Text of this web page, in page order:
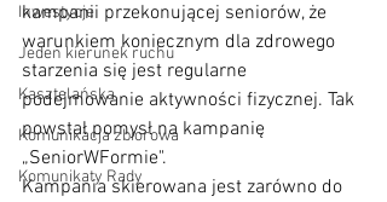
Inwestycje
Jeden kierunek ruchu
Kasztelańska
Komunikacja zbiorowa
Komunikaty Rady
kampanii przekonującej seniorów, że
warunkiem koniecznym dla zdrowego
starzenia się jest regularne
podejmowanie aktywności fizycznej. Tak
powstał pomysł na kampanię
„SeniorWFormie".
Kampania skierowana jest zarówno do